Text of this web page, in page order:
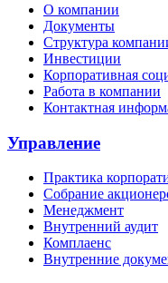
О компании
Документы
Структура
Инвестиции
Корпоративная
Работа в компании
Контактная
Управление
Практика
Собрание
Менеджмент
Внутренний аудит
Комплаенс
Внутренние